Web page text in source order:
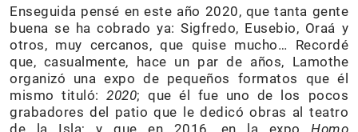
Enseguida pensé en este año 2020, que tanta gente
buena se ha cobrado ya: Sigfredo, Eusebio, Oraá y
otros, muy cercanos, que quise mucho… Recordé
que, casualmente, hace un par de años, Lamothe
organizó una expo de pequeños formatos que él
mismo tituló:2020; que él fue uno de los pocos
grabadores del patio que le dedicó obras al teatro
de la Isla; y que en 2016, en la expo Homo